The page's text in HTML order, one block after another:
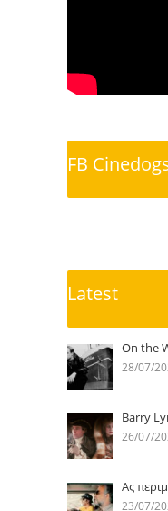
FB
Latest
On the
28/07/
Barry
26/07/
Ας
23/07/